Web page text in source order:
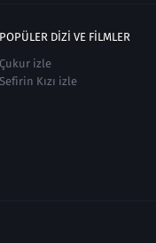
POPÜLER DIZI VE FILMLER
Çukur izle
Sefirin Kızı izle